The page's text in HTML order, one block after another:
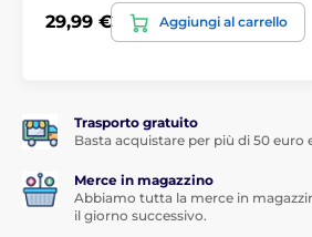
29,99 € Aggiungi al carrello
Trasporto gratuito
Basta acquistare per più di 50 euro
Merce in magazzino
Abbiamo tutta la merce in
il giorno successivo.